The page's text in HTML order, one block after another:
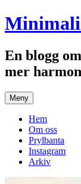
Hoppa
till
En blogg
mer
Meny
Hem
Om oss
Prylbanta
Instagram
Arkiv